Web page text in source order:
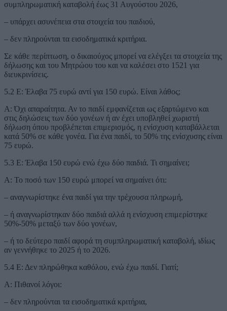
συμπληρωματική καταβολή έως 31 Αυγούστου 2026,
– υπάρχει ασυνέπεια στα στοιχεία του παιδιού,
– δεν πληρούνται τα εισοδηματικά κριτήρια.
Σε κάθε περίπτωση, ο δικαιούχος μπορεί να ελέγξει τα στοιχεία της
δήλωσης και του Μητρώου του και να καλέσει στο 1521 για
διευκρινίσεις.
5.2 Ε: Έλαβα 75 ευρώ αντί για 150 ευρώ. Είναι λάθος;
Α: Όχι απαραίτητα. Αν το παιδί εμφανίζεται ως εξαρτώμενο και
στις δηλώσεις των δύο γονέων ή αν έχει υποβληθεί χωριστή
δήλωση όπου προβλέπεται επιμερισμός, η ενίσχυση καταβάλλεται
κατά 50% σε κάθε γονέα. Για ένα παιδί, το 50% της ενίσχυσης είναι
75 ευρώ.
5.3 Ε: Έλαβα 150 ευρώ ενώ έχω δύο παιδιά. Τι σημαίνει;
Α: Το ποσό των 150 ευρώ μπορεί να σημαίνει ότι:
– αναγνωρίστηκε ένα παιδί για την τρέχουσα πληρωμή,
– ή αναγνωρίστηκαν δύο παιδιά αλλά η ενίσχυση επιμερίστηκε
50%-50% μεταξύ των δύο γονέων,
– ή το δεύτερο παιδί αφορά τη συμπληρωματική καταβολή, ιδίως
αν γεννήθηκε το 2025 ή το 2026.
5.4 Ε: Δεν πληρώθηκα καθόλου, ενώ έχω παιδί. Γιατί;
Α: Πιθανοί λόγοι:
– δεν πληρούνται τα εισοδηματικά κριτήρια,